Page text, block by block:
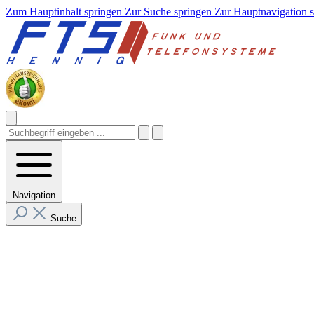
Zum Hauptinhalt springen Zur Suche springen Zur Hauptnavigation
Navigation
Suche